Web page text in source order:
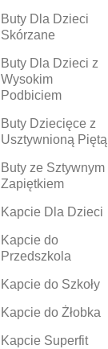
Buty Dla Dzieci
Skórzane
Buty Dla Dzieci z
Wysokim
Podbiciem
Buty Dziecięce z
Usztywnioną Piętą
Buty ze Sztywnym
Zapiętkiem
Kapcie Dla Dzieci
Kapcie do
Przedszkola
Kapcie do Szkoły
Kapcie do Żłobka
Kapcie Superfit